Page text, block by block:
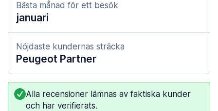
Bästa månad för ett besök
januari
Nöjdaste kundernas sträcka
Peugeot Partner
Alla recensioner lämnas av faktiska kunder
och har verifierats.